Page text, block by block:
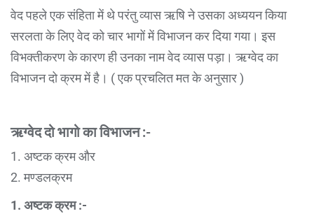
वेद पहले एक संहिता में थे परंतु व्यास ऋषि ने उसका अध्ययन किया
सरलता के लिए वेद को चार भागों में विभाजन कर दिया गया। इस
विभक्तीकरण के कारण ही उनका नाम वेद व्यास पड़ा। ऋग्वेद का
विभाजन दो क्रम में है। ( एक प्रचलित मत के अनुसार )
ऋग्वेद दो भागो का विभाजन :-
1. अष्टक क्रम और
2. मण्डलक्रम
1. अष्टक क्रम :-